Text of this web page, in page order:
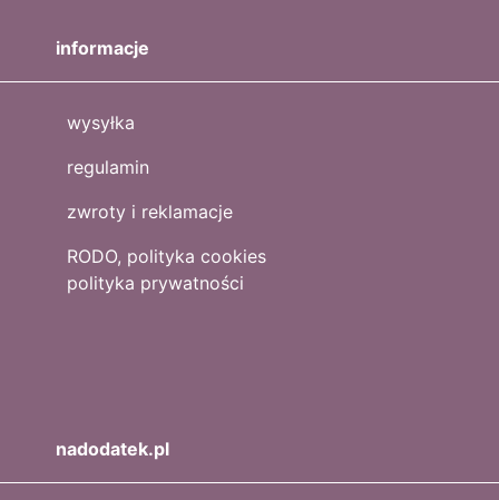
informacje
wysyłka
regulamin
zwroty i reklamacje
RODO, polityka cookies
polityka prywatności
nadodatek.pl